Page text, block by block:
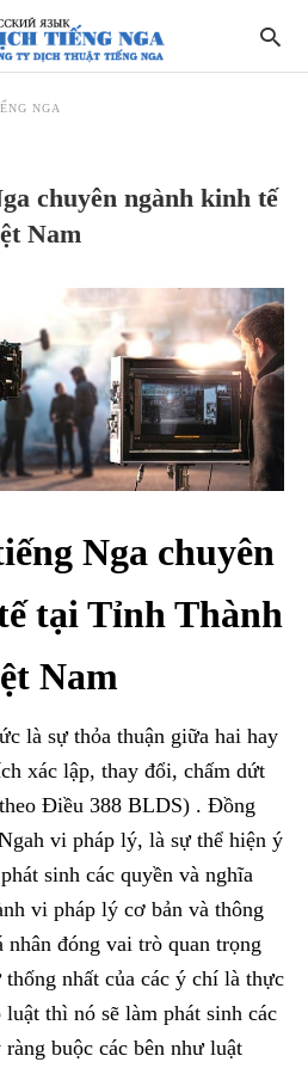
NGA
chuyên ngành kinh tế
Nam
Nga chuyên
tại Tỉnh Thành
Nam
là sự thỏa thuận giữa hai hay
xác lập, thay đổi, chấm dứt
Điều 388 BLDS) . Đồng
vi pháp lý, là sự thể hiện ý
sinh các quyền và nghĩa
vi pháp lý cơ bản và thông
đóng vai trò quan trọng
nhất của các ý chí là thực
thì nó sẽ làm phát sinh các
buộc các bên như luật